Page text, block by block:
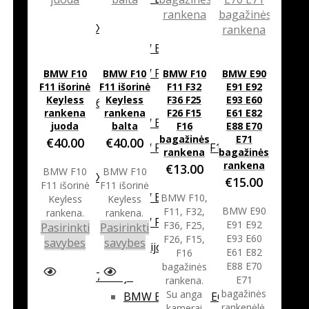
X6
BMW E71 / E72
BMW F16
6 serija
BMW E63 / E64
BMW F06 / F12 / F13
X3
BMW E83
BMW F25
G serijos
7 serija
BMW E65 / E66 / E67 / E68
BMW F10
F11 išorinė
Keyless
rankena
juoda
€40.00
BMW F10
F11 išorinė
Keyless
rankena.
Pasirinkti
savybes This
has
multiple
variants.
BMW F10
F11 išorinė
Keyless
rankena
balta
€40.00
BMW F10
F11 išorinė
Keyless
rankena.
Pasirinkti
savybesThis
product
has
multiple
variants.
BMW F10
F11 F32
F36 F25
F26 F15
F16
bagažinės
rankena
€13.00
BMW F10,
F11, F32,
F36, F25,
F26, F15,
F16
bagažinės
rankena.
Su anga
BMW E90
E91 E92
E93 E60
E61 E82
E88 E70
E71
bagažinės
rankena
€15.00
BMW E90
E91 E92
E93 E60
E61 E82
E88 E70
E71
bagažinės